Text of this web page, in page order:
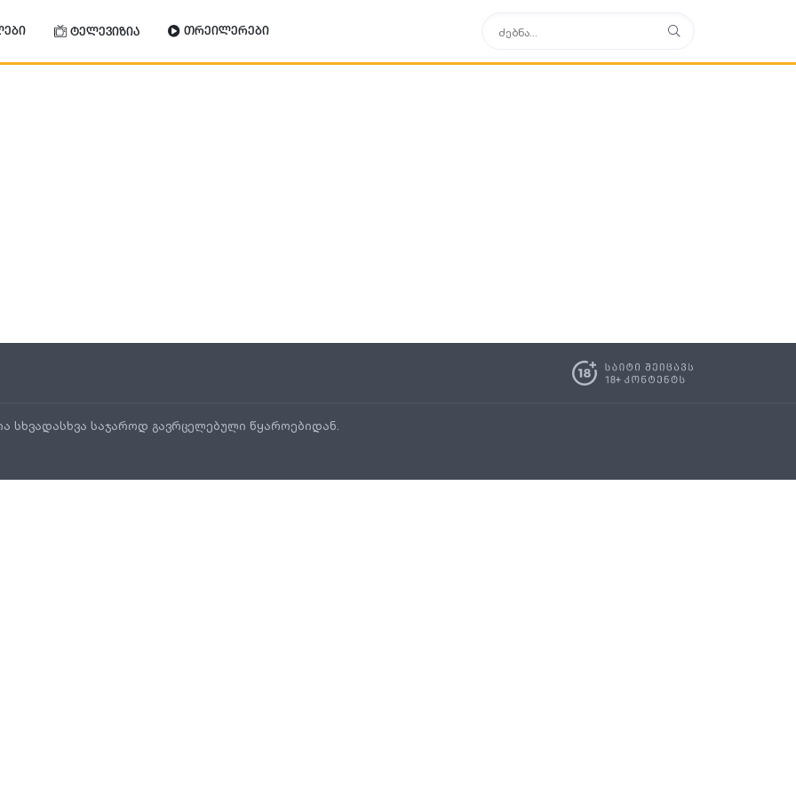
ტელევიზია თრეილერები
სხვადასხვა საჯაროდ გავრცელებული წყაროებიდან.